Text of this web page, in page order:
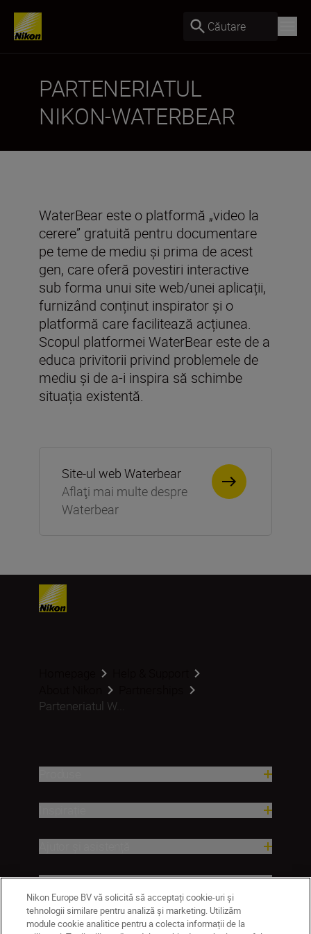
Căutare
PARTENERIATUL
NIKON-WATERBEAR
Site-ul web Waterbear
Aflaţi mai multe despre
Waterbear
WaterBear este o platformă „video la
cerere” gratuită pentru documentare
pe teme de mediu și prima de acest
gen, care oferă povestiri interactive
sub forma unui site web/unei aplicații,
furnizând conținut inspirator și o
platformă care facilitează acțiunea.
Scopul platformei WaterBear este de a
educa privitorii privind problemele de
mediu și de a-i inspira să schimbe
situația existentă.
Parteneriatul W...
Companie
Nikon Europe BV vă solicită să acceptați cookie-uri și
tehnologii similare pentru analiză și marketing. Utilizăm
module cookie analitice pentru a colecta informații de la